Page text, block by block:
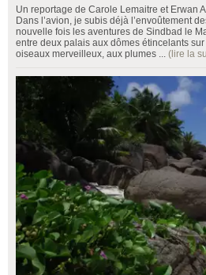
Un reportage de Carole Lemaitre et Erwan
Dans l’avion, je subis déjà l’envoûtement
nouvelle fois les aventures de Sindbad le
entre deux palais aux dômes étincelants
oiseaux merveilleux, aux plumes ... (lire la